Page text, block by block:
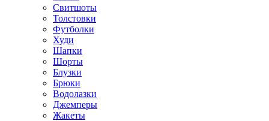
Свитшоты
Толстовки
Футболки
Худи
Шапки
Шорты
Блузки
Брюки
Водолазки
Джемперы
Жакеты